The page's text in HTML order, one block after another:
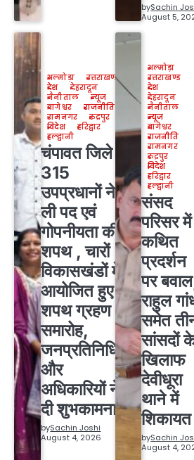
bySachin
August 5,
अल्मोड़ा
उत्तराखण्ड
देश
देहरादून
नैनीताल
न्यूज
बागेश्वर
राजनीति
रामनगर
रुद्रपुर
विदेश
हरिद्वार
हल्द्वानी
चंपावत जिले के
315
उपप्रधानों ने
ली पद एवं
गोपनीयता की
शपथ , चारों
विकासखंडों में
आयोजित हुए
शपथ ग्रहण
समारोह,
जनप्रतिनिधियों
और
अधिकारियों ने
दी शुभकामनाएं
bySachin Joshi
August 4, 2026
अल्मोड़ा
उत्तराखण्ड
देश
देहरादून
नैनीताल
न्यूज
बागेश्वर
राजनीति
रामनगर
रुद्रपुर
विदेश
हरिद्वार
हल्द्वानी
संसद
परिसर में
कथित
प्रदर्शन
पर
राहुल
समेत
सांसदों
खिलाफ
देवीधूरा
थाने में
शिकायत
bySachin
August 4,